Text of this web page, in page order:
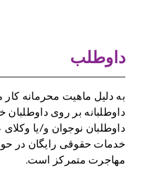
به دلیل ماهیت محرمانه کار ما، فرصت‌های
داوطلبانه بر روی داوطلبان خط تلفن فوری،
داوطلبان نوجوان و/یا وکلای علاقه‌مند به ارائه